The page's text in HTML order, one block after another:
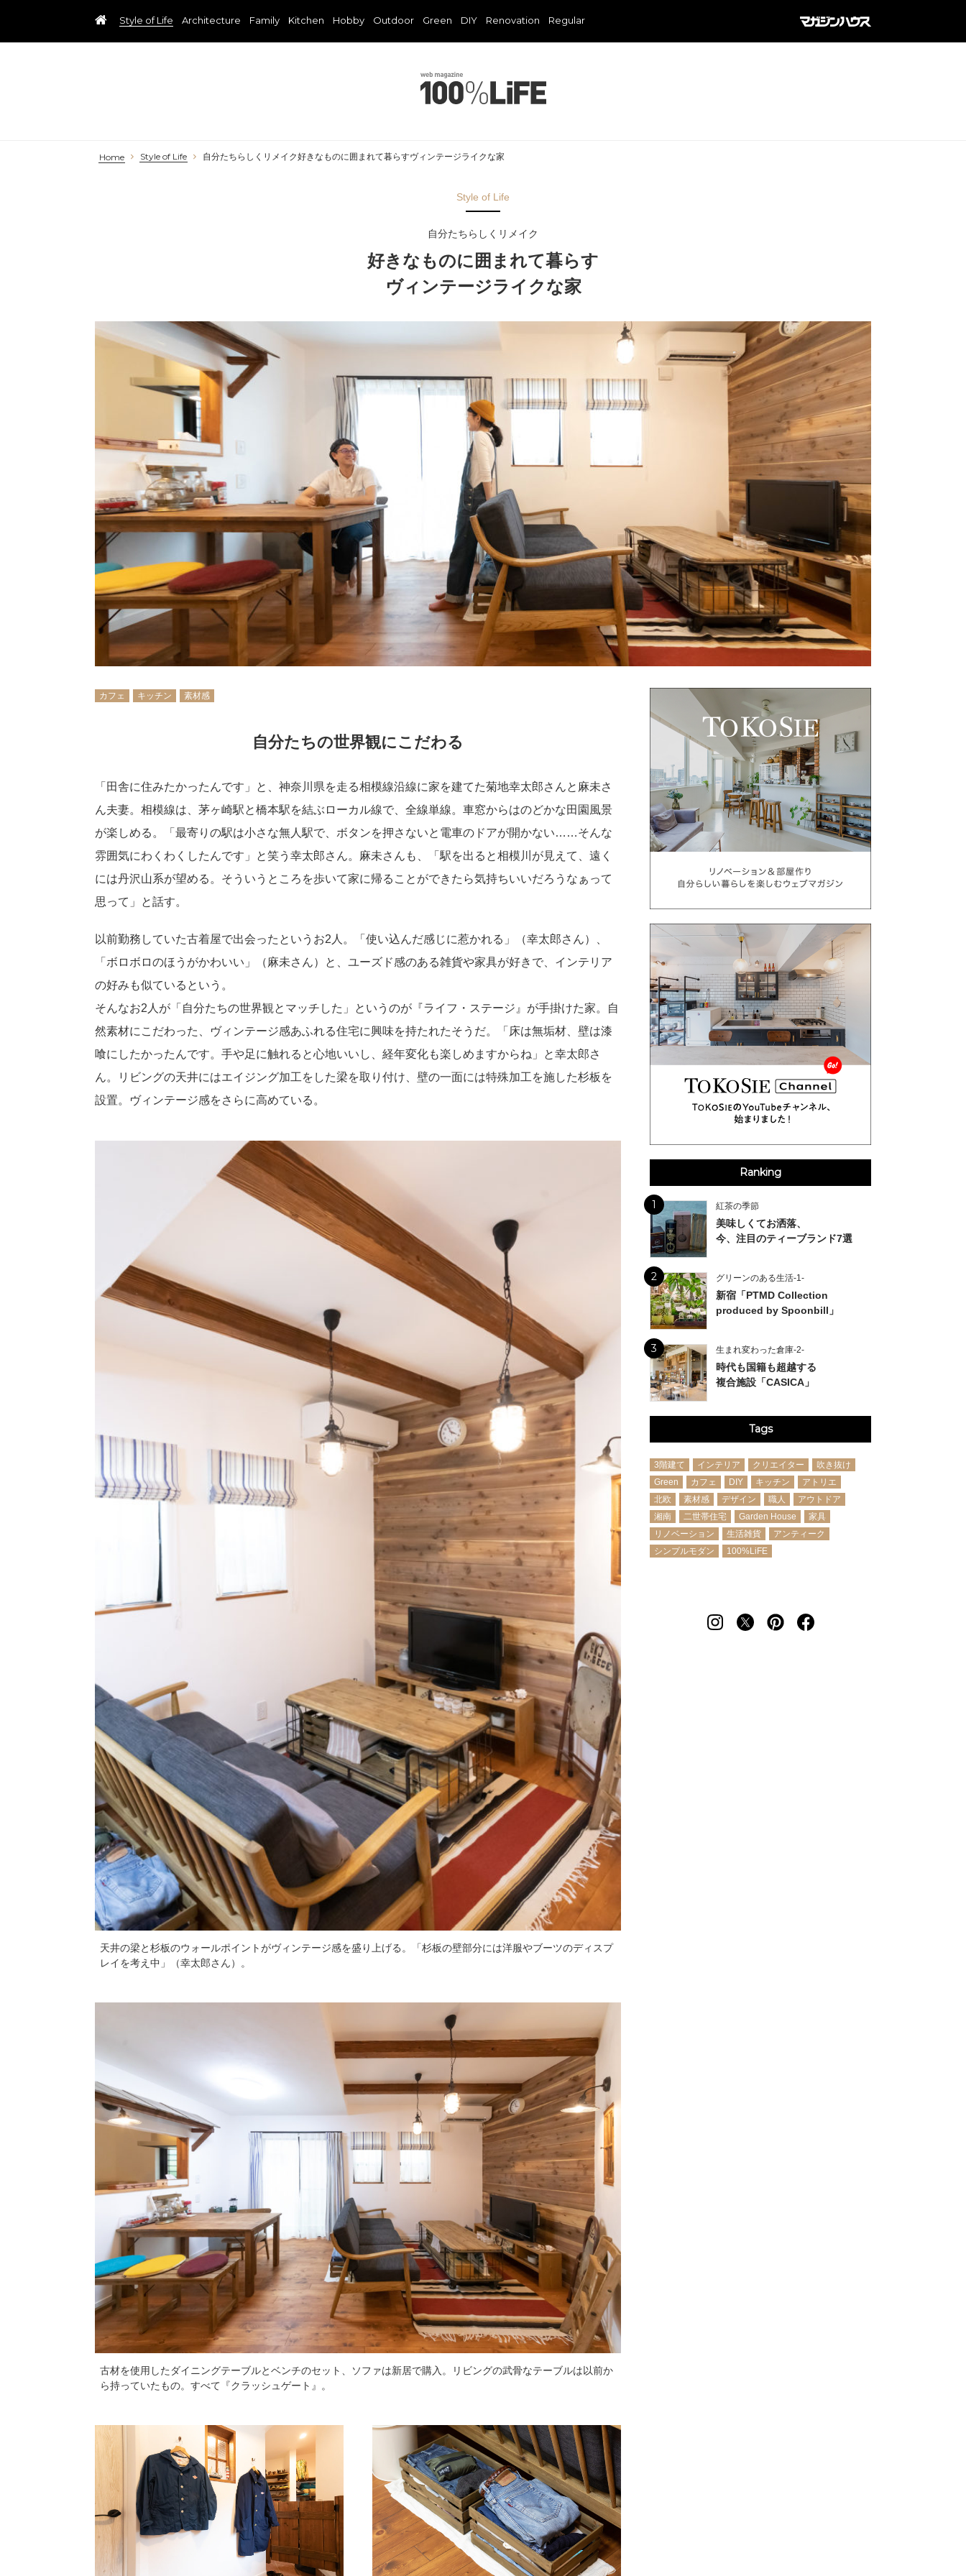
Style of Life Architecture Family Kitchen Hobby Outdoor Green DIY Renovation Regular
Home Style of Life 自分たちらしくリメイク好きなものに囲まれて暮らすヴィンテージライクな家
Style of Life
自分たちらしくリメイク
好きなものに囲まれて暮らす
ヴィンテージライクな家
カフェ キッチン 素材感
自分たちの世界観にこだわる
「田舎に住みたかったんです」と、神奈川県を走る相模線沿線に家を建てた菊地幸太郎さんと麻未さ
ん夫妻。相模線は、茅ヶ崎駅と橋本駅を結ぶローカル線で、全線単線。車窓からはのどかな田園風景
が楽しめる。「最寄りの駅は小さな無人駅で、ボタンを押さないと電車のドアが開かない……そんな
雰囲気にわくわくしたんです」と笑う幸太郎さん。麻未さんも、「駅を出ると相模川が見えて、遠く
には丹沢山系が望める。そういうところを歩いて家に帰ることができたら気持ちいいだろうなぁって
思って」と話す。
以前勤務していた古着屋で出会ったというお2人。「使い込んだ感じに惹かれる」（幸太郎さん）、
「ボロボロのほうがかわいい」（麻未さん）と、ユーズド感のある雑貨や家具が好きで、インテリア
の好みも似ているという。
そんなお2人が「自分たちの世界観とマッチした」というのが『ライフ・ステージ』が手掛けた家。自
然素材にこだわった、ヴィンテージ感あふれる住宅に興味を持たれたそうだ。「床は無垢材、壁は漆
喰にしたかったんです。手や足に触れると心地いいし、経年変化も楽しめますからね」と幸太郎さ
ん。リビングの天井にはエイジング加工をした梁を取り付け、壁の一面には特殊加工を施した杉板を
設置。ヴィンテージ感をさらに高めている。
天井の梁と杉板のウォールポイントがヴィンテージ感を盛り上げる。「杉板の壁部分には洋服やブーツのディスプ
レイを考え中」（幸太郎さん）。
古材を使用したダイニングテーブルとベンチのセット、ソファは新居で購入。リビングの武骨なテーブルは以前か
ら持っていたもの。すべて『クラッシュゲート』。
Ranking
1 紅茶の季節
美味しくてお洒落、
今、注目のティーブランド7選
2 グリーンのある生活-1-
新宿「PTMD Collection
produced by Spoonbill」
3 生まれ変わった倉庫-2-
時代も国籍も超越する
複合施設「CASICA」
Tags
3階建て インテリア クリエイター
吹き抜け
Green
カフェ DIY キッチン
アトリエ
北欧
素材感 デザイン 職人
アウトドア
湘南
二世帯住宅 Garden House
家具
リノベーション
生活雑貨
アンティーク
シンプルモダン
100%LiFE